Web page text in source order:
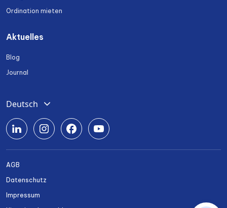
Ordination mieten
Aktuelles
Blog
Journal
Deutsch
English
Română
Български
Українська
AGB
Datenschutz
Impressum